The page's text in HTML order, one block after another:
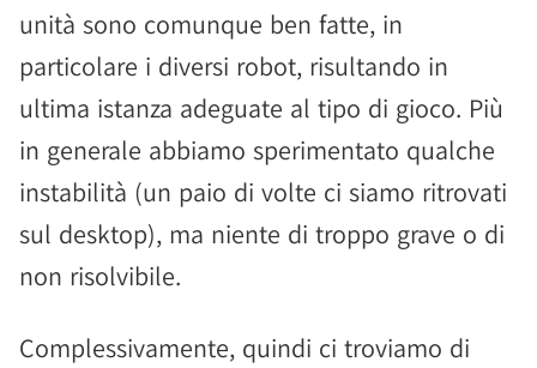
unità sono comunque ben fatte, in
particolare i diversi robot, risultando in
ultima istanza adeguate al tipo di gioco. Più
in generale abbiamo sperimentato qualche
instabilità (un paio di volte ci siamo ritrovati
sul desktop), ma niente di troppo grave o di
non risolvibile.
Complessivamente, quindi ci troviamo di